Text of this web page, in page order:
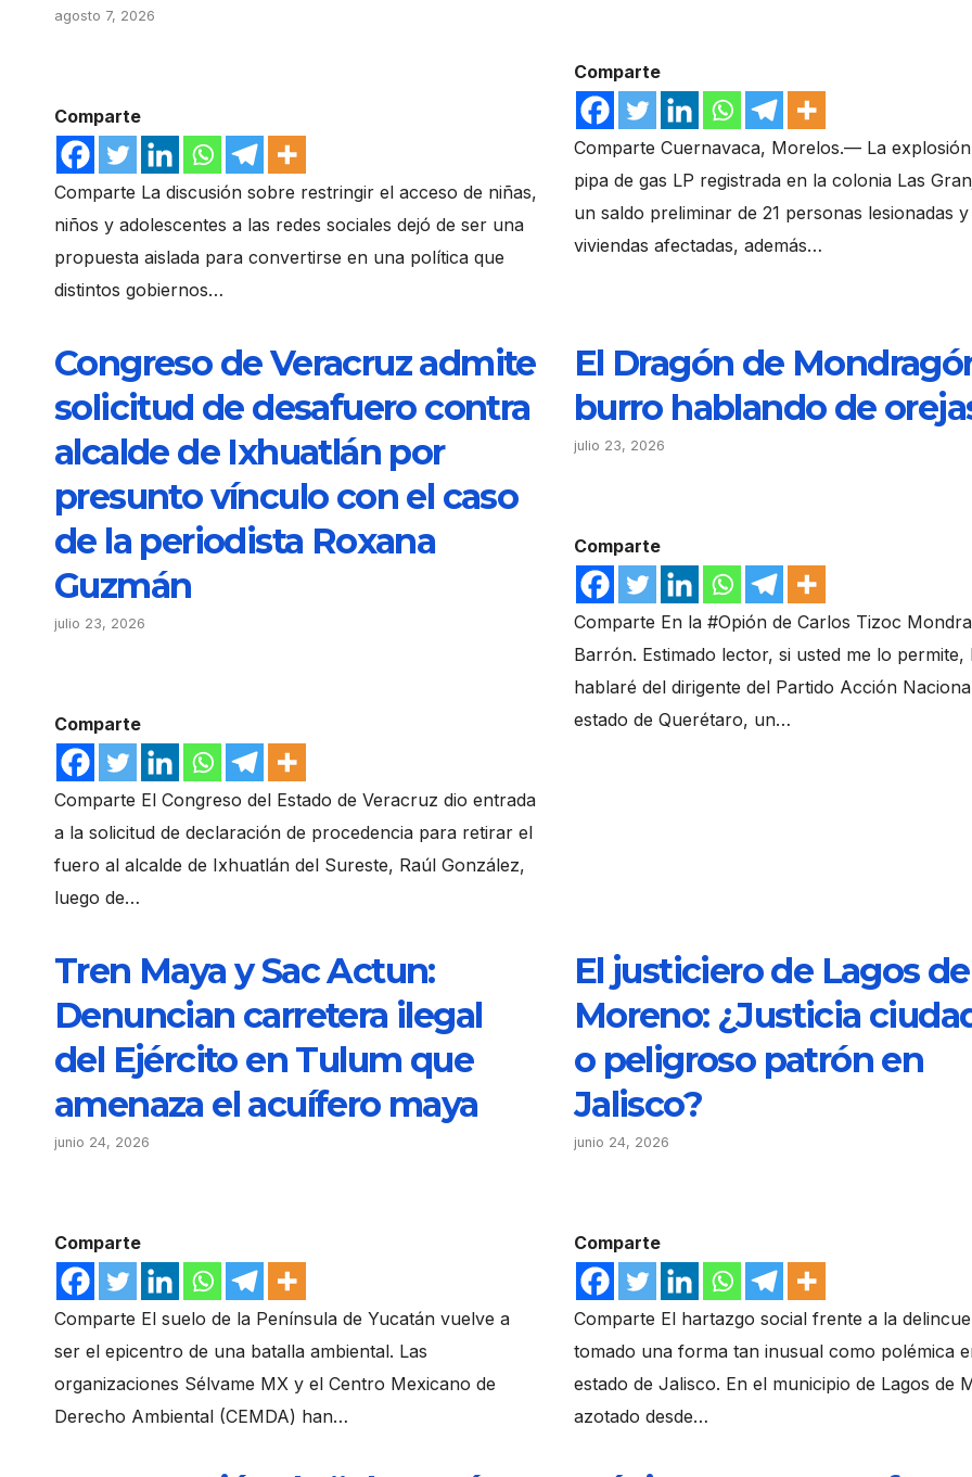
agosto 7, 2026
Comparte
Comparte La discusión sobre restringir el acceso de niñas,
niños y adolescentes a las redes sociales dejó de ser una
propuesta aislada para convertirse en una política que
distintos gobiernos…
Comparte
Comparte Cuernavaca, Morelos.— La
pipa de gas LP registrada en la colonia Las
un saldo preliminar de 21 personas lesionadas y
viviendas afectadas, además…
Congreso de Veracruz admite
solicitud de desafuero contra
alcalde de Ixhuatlán por
presunto vínculo con el caso
de la periodista Roxana
Guzmán
julio 23, 2026
Comparte
Comparte El Congreso del Estado de Veracruz dio entrada
a la solicitud de declaración de procedencia para retirar el
fuero al alcalde de Ixhuatlán del Sureste, Raúl González,
luego de…
El Dragón de
burro hablando de
julio 23, 2026
Comparte
Comparte En la #Opión de Carlos Tizoc
Barrón. Estimado lector, si usted me lo permite,
hablaré del dirigente del Partido Acción
estado de Querétaro, un…
Tren Maya y Sac Actun:
Denuncian carretera ilegal
del Ejército en Tulum que
amenaza el acuífero maya
junio 24, 2026
Comparte
Comparte El suelo de la Península de Yucatán vuelve a
ser el epicentro de una batalla ambiental. Las
organizaciones Sélvame MX y el Centro Mexicano de
Derecho Ambiental (CEMDA) han…
El justiciero de Lagos de
Moreno: ¿Justicia
o peligroso patrón en
Jalisco?
junio 24, 2026
Comparte
Comparte El hartazgo social frente a la
tomado una forma tan inusual como polémica
estado de Jalisco. En el municipio de Lagos de
azotado desde…